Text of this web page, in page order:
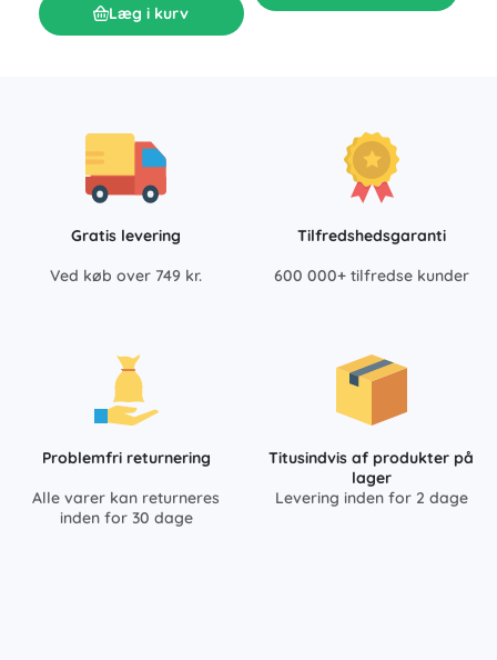
Læg i kurv
Gratis levering
Ved køb over 749 kr.
Tilfredshedsgaranti
600 000+ tilfredse kunder
Problemfri returnering
Alle varer kan returneres
inden for 30 dage
Titusindvis af produkter på
lager
Levering inden for 2 dage